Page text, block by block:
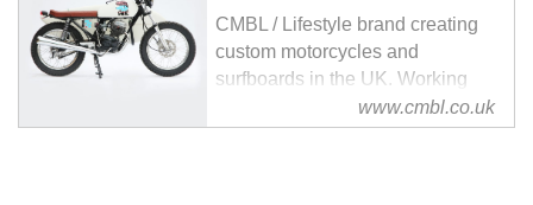
CMBL / Lifestyle brand creating
custom motorcycles and
surfboards in the UK. Working
together with established and
highly skilled craftsmen to
www.cmbl.co.uk